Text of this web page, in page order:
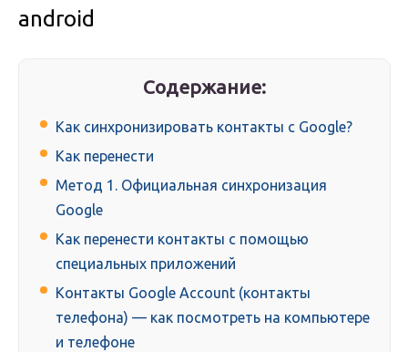
android
Содержание:
Как синхронизировать контакты с Google?
Как перенести
Метод 1. Официальная синхронизация
Google
Как перенести контакты с помощью
специальных приложений
Контакты Google Account (контакты
телефона) — как посмотреть на компьютере
и телефоне